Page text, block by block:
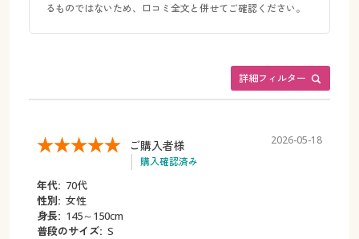
るものではないため、口コミ全文と併せてご確認ください。
詳細フィルター
ご購入者様
購入確認済み
2026-05-18
年代: 70代
性別: 女性
身長: 145～150cm
普段のサイズ: S